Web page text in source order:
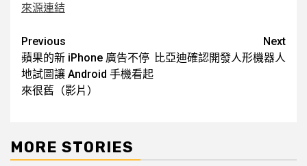
來源連結
Post
navigation
Previous
蘋果的新 iPhone 廣告不停
地試圖讓 Android 手機看起
來很舊（影片）
Next
比亞迪確認開發人形機器人
MORE STORIES